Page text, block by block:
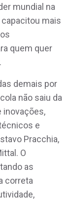
mundial na
mais
quem quer
demais por
não saiu da
inovações,
e
Pracchia,
O
as
correta